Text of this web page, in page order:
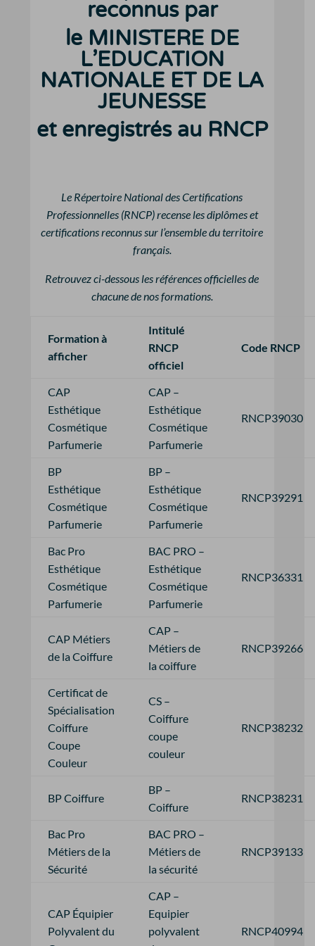
reconnus par
le MINISTERE DE
L’EDUCATION
NATIONALE ET DE LA
JEUNESSE
et enregistrés au RNCP
Le Répertoire National des Certifications
Professionnelles (RNCP) recense les diplômes et
certifications reconnus sur l’ensemble du territoire
français.
Retrouvez ci-dessous les références officielles de
chacune de nos formations.
Formation à
afficher
Intitulé
RNCP
officiel
Code RNCP
CAP
Esthétique
Cosmétique
Parfumerie
CAP –
Esthétique
Cosmétique
Parfumerie
RNCP39030
BP
Esthétique
Cosmétique
Parfumerie
BP –
Esthétique
Cosmétique
Parfumerie
RNCP39291
Bac Pro
Esthétique
Cosmétique
Parfumerie
BAC PRO –
Esthétique
Cosmétique
Parfumerie
RNCP36331
CAP Métiers
de la Coiffure
CAP –
Métiers de
la coiffure
RNCP39266
Certificat de
Spécialisation
Coiffure
Coupe
Couleur
CS –
Coiffure
coupe
couleur
RNCP38232
BP Coiffure
BP –
Coiffure
RNCP38231
Bac Pro
Métiers de la
Sécurité
BAC PRO –
Métiers de
la sécurité
RNCP39133
CAP Équipier
Polyvalent du
CAP –
Equipier
polyvalent
RNCP40994